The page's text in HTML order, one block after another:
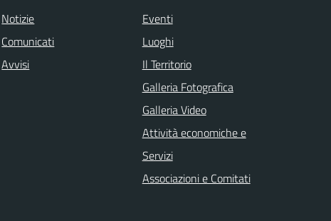
Notizie
Comunicati
Avvisi
Eventi
Luoghi
Il Territorio
Galleria Fotografica
Galleria Video
Attività economiche e
Servizi
Associazioni e Comitati